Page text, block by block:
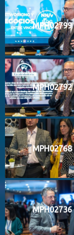
MPH02799
MPH02792
MPH02768
MPH02736